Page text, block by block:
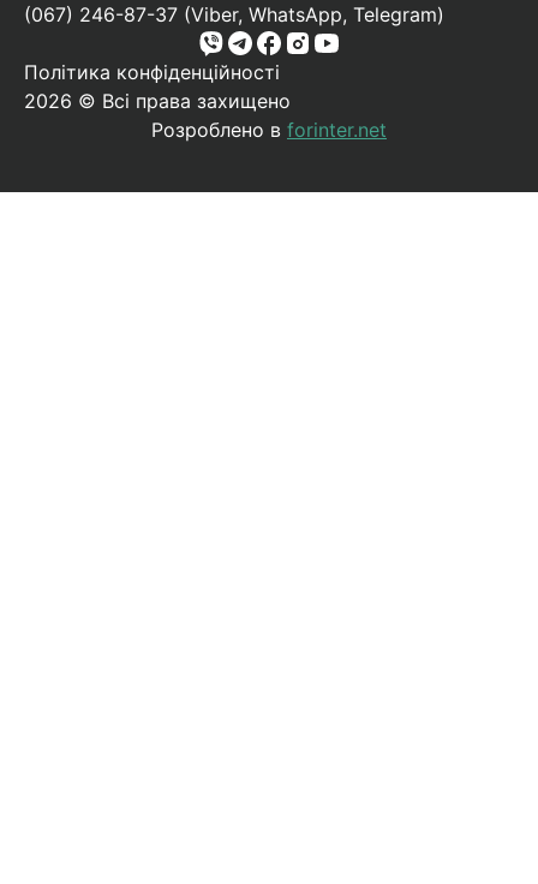
(067) 246-87-37 (Viber, WhatsApp, Telegram)
Політика конфіденційності
2026 © Всі права захищено
Розроблено в forinter.net